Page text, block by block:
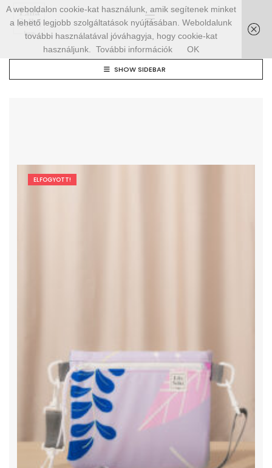
SHOW SIDEBAR
ELFOGYOTT!
A weboldalon cookie-kat használunk, amik segítenek minket
a lehető legjobb szolgáltatások nyújtásában. Weboldalunk
további használatával jóváhagyja, hogy cookie-kat
használjunk.
További információk OK